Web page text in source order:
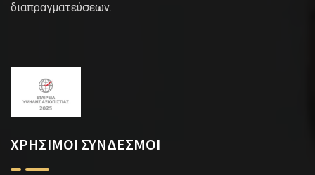
διαπραγματεύσεων.
ΧΡΗΣΙΜΟΙ ΣΥΝΔΕΣΜΟΙ